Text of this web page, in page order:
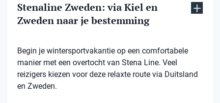
Stenaline Zweden: via Kiel en
Zweden naar je bestemming
Begin je wintersportvakantie op een comfortabele
manier met een overtocht van Stena Line. Veel
reizigers kiezen voor deze relaxte route via Duitsland
en Zweden.